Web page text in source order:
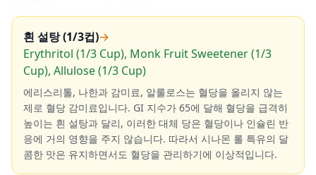
흰 설탕 (1/3컵)→
Erythritol (1/3 Cup), Monk Fruit Sweetener (1/3
Cup), Allulose (1/3 Cup)
에리스리톨, 나한과 감미료, 알룰로스는 혈당을 올리지 않는
제로 혈당 감미료입니다. GI 지수가 65에 달해 혈당을 급격히
높이는 흰 설탕과 달리, 이러한 대체 당은 혈당이나 인슐린 반
응에 거의 영향을 주지 않습니다. 따라서 시나몬 롤 특유의 달
콤한 맛은 유지하면서도 혈당을 관리하기에 이상적입니다.